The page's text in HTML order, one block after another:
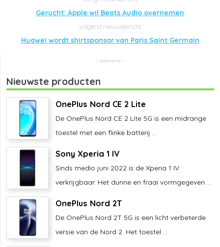
Gerucht: Apple wil Beats Audio overnemen
Huawei wordt shirtsponsor van Paris Saint Germain
Nieuwste producten
OnePlus Nord CE 2 Lite
De OnePlus Nord CE 2 Lite 5G is een midrange
toestel met een flinke batterij ...
Sony Xperia 1 IV
Sinds medio juni 2022 is de Xperia 1 IV
verkrijgbaar. Het dunne en fraai vormgegeven ...
OnePlus Nord 2T
De OnePlus Nord 2T 5G is een licht verbeterde
versie van de Nord 2. Het toestel ...